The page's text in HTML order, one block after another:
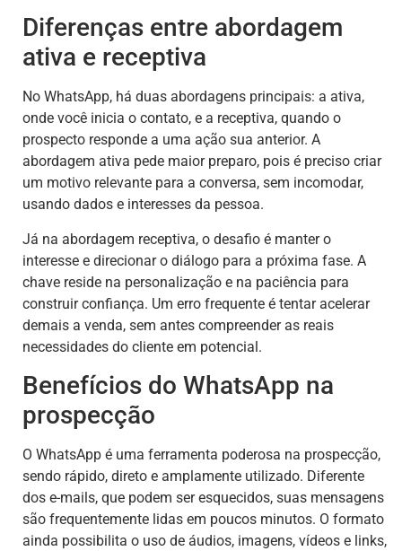
Diferenças entre abordagem
ativa e receptiva
No WhatsApp, há duas abordagens principais: a ativa,
onde você inicia o contato, e a receptiva, quando o
prospecto responde a uma ação sua anterior. A
abordagem ativa pede maior preparo, pois é preciso criar
um motivo relevante para a conversa, sem incomodar,
usando dados e interesses da pessoa.
Já na abordagem receptiva, o desafio é manter o
interesse e direcionar o diálogo para a próxima fase. A
chave reside na personalização e na paciência para
construir confiança. Um erro frequente é tentar acelerar
demais a venda, sem antes compreender as reais
necessidades do cliente em potencial.
Benefícios do WhatsApp na
prospecção
O WhatsApp é uma ferramenta poderosa na prospecção,
sendo rápido, direto e amplamente utilizado. Diferente
dos e-mails, que podem ser esquecidos, suas mensagens
são frequentemente lidas em poucos minutos. O formato
ainda possibilita o uso de áudios, imagens, vídeos e links,